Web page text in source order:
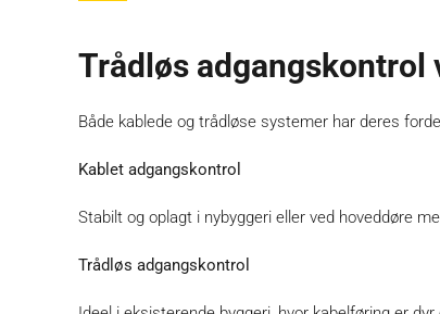
Trådløs adgangskontrol
Både kablede og trådløse systemer har deres
Kablet adgangskontrol
Stabilt og oplagt i nybyggeri eller ved hoveddøre
Trådløs adgangskontrol